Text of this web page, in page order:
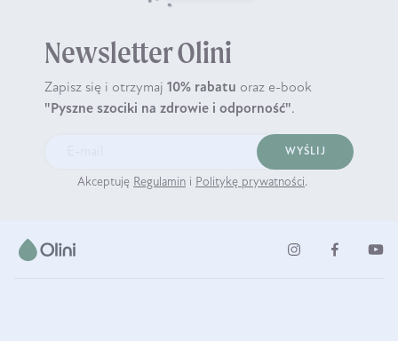
Newsletter Olini
Zapisz się i otrzymaj 10% rabatu oraz e-book
"Pyszne szociki na zdrowie i odporność".
WYŚLIJ
Akceptuję Regulamin i Politykę prywatności.